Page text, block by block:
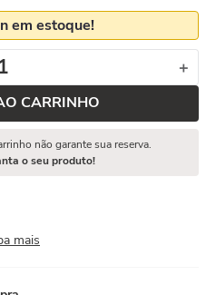
em estoque!
＋
CARRINHO
não garante sua reserva.
o seu produto!
mais